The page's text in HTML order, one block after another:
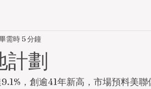
計劃
需時 5 分鐘
，創逾41年新高，市場預料美